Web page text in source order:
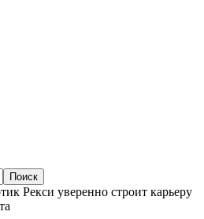
Рекси уверенно строит карьеру